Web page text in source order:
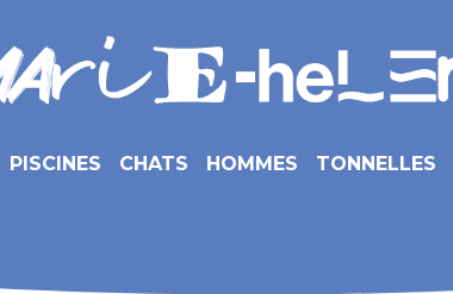
PISCINES CHATS HOMMES TONNELLES